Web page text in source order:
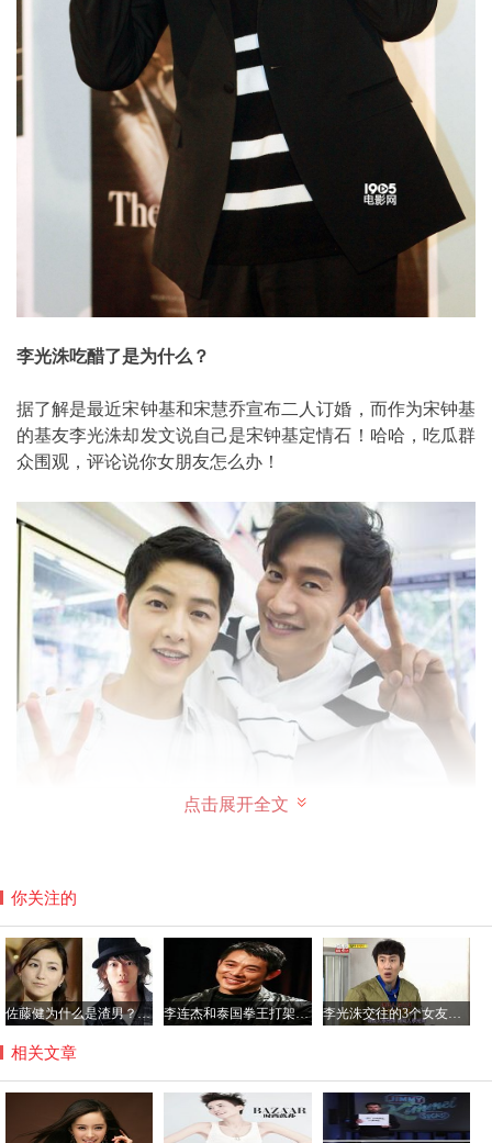
李光洙吃醋了是为什么？
据了解是最近宋钟基和宋慧乔宣布二人订婚，而作为宋钟基
的基友李光洙却发文说自己是宋钟基定情石！哈哈，吃瓜群
众围观，评论说你女朋友怎么办！
点击展开全文
你关注的
佐藤健为什么是渣男？佐藤健叫砂糖的原因由来 李连杰和泰国拳王打架视频，泰拳实战能力厉害吗？ 李光洙交往的3个女友都有谁？李光洙最好看的电视名单
相关文章